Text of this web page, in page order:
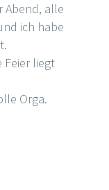
Abend, alle
ich habe
Feier liegt
Orga.